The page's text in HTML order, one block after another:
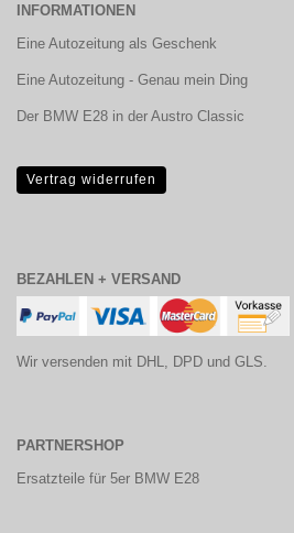
INFORMATIONEN
Eine Autozeitung als Geschenk
Eine Autozeitung - Genau mein Ding
Der BMW E28 in der Austro Classic
Vertrag widerrufen
BEZAHLEN + VERSAND
Wir versenden mit DHL, DPD und GLS.
PARTNERSHOP
Ersatzteile für 5er BMW E28